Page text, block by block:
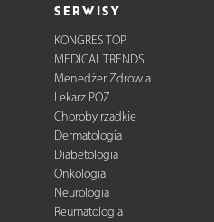
SERWISY
KONGRES TOP
MEDICAL TRENDS
Menedżer Zdrowia
Lekarz POZ
Choroby rzadkie
Dermatologia
Diabetologia
Onkologia
Neurologia
Reumatologia